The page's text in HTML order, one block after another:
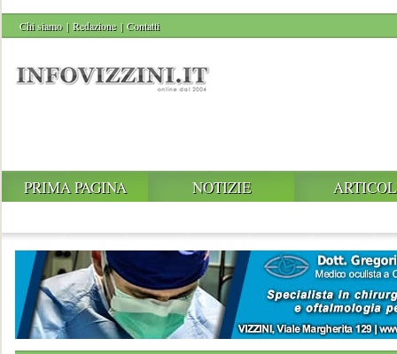
Chi siamo | Redazione | Contatti
PRIMA PAGINA NOTIZIE